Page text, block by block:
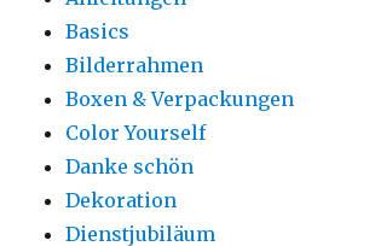
Basics
Bilderrahmen
Boxen & Verpackungen
Color Yourself
Danke schön
Dekoration
Dienstjubiläum